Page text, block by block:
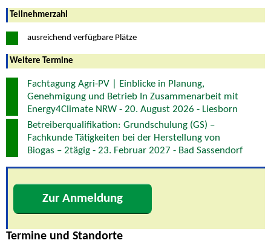
Teilnehmerzahl
ausreichend verfügbare Plätze
Weitere Termine
Fachtagung Agri-PV | Einblicke in Planung,
Genehmigung und Betrieb In Zusammenarbeit mit
Energy4Climate NRW - 20. August 2026 - Liesborn
Betreiberqualifikation: Grundschulung (GS) –
Fachkunde Tätigkeiten bei der Herstellung von
Biogas – 2tägig - 23. Februar 2027 - Bad Sassendorf
Zur Anmeldung
Termine und Standorte